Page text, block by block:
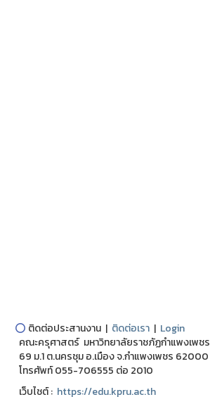
⭕ ติดต่อประสานงาน | ติดต่อเรา | Login
คณะครุศาสตร์ มหาวิทยาลัยราชภัฏกำแพงเพชร
69 ม.1 ต.นครชุม อ.เมือง จ.กำแพงเพชร 62000
โทรศัพท์ 055-706555 ต่อ 2010
เว็บไชต์ : https://edu.kpru.ac.th